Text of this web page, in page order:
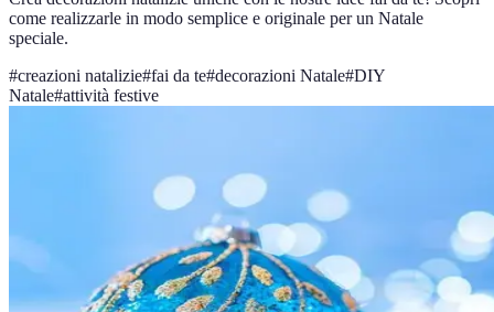
come realizzarle in modo semplice e originale per un Natale
speciale.
#creazioni natalizie#fai da te#decorazioni Natale#DIY
Natale#attività festive